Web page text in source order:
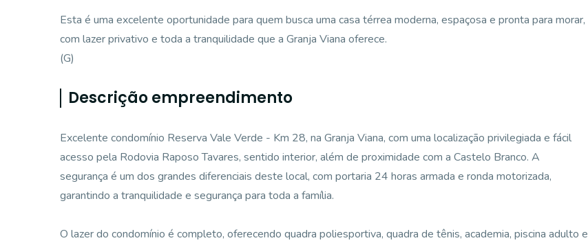
Esta é uma excelente oportunidade para quem busca uma casa térrea moderna, espaçosa e pronta para morar,
com lazer privativo e toda a tranquilidade que a Granja Viana oferece.
(G)
Descrição empreendimento
Excelente condomínio Reserva Vale Verde - Km 28, na Granja Viana, com uma localização privilegiada e fácil
acesso pela Rodovia Raposo Tavares, sentido interior, além de proximidade com a Castelo Branco. A
segurança é um dos grandes diferenciais deste local, com portaria 24 horas armada e ronda motorizada,
garantindo a tranquilidade e segurança para toda a família.
O lazer do condomínio é completo, oferecendo quadra poliesportiva, quadra de tênis, academia, piscina adulto e